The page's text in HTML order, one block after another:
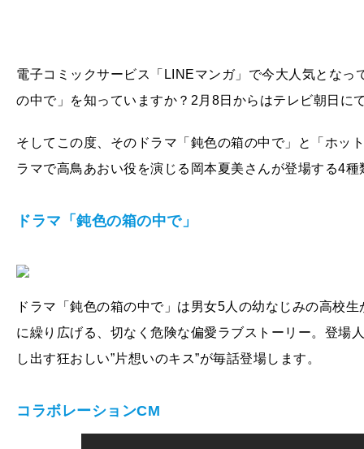
電子コミックサービス「LINEマンガ」で今大人気とな
の中で」を知っていますか？2月8日からはテレビ朝日に
そしてこの度、そのドラマ「鈍色の箱の中で」と「ホッ
ラマで高鳥あおい役を演じる岡本夏美さんが登場する4
ドラマ「鈍色の箱の中で」
ドラマ「鈍色の箱の中で」は男女5人の幼なじみの高校
に繰り広げる、切なく危険な偏愛ラブストーリー。登場
し出す狂おしい”片想いのキス”が毎話登場します。
コラボレーションCM